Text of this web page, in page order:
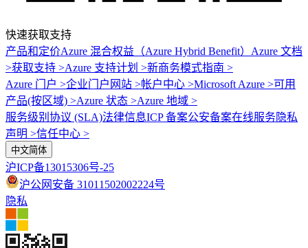
快速获取支持
产品和定价Azure 混合权益（Azure Hybrid Benefit） Azure 文档
>获取支持 >Azure 支持计划 >新商务模式指南 >
Azure 门户 >企业门户网站 >帐户中心 >Microsoft Azure >可用
产品(按区域) >Azure 状态 >Azure 地域 >
服务级别协议 (SLA)法律信息ICP 备案公安备案在线服务隐私
声明 >信任中心 >
中文简体
沪ICP备13015306号-25
沪公网安备 31011502002224号
隐私